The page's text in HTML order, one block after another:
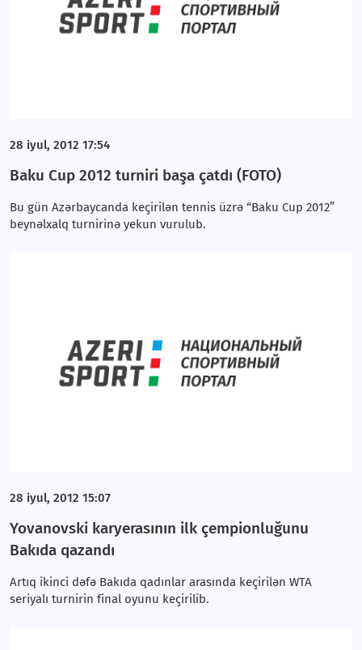
28 iyul, 2012 17:54
Baku Cup 2012 turniri başa çatdı (FOTO)
Bu gün Azərbaycanda keçirilən tennis üzrə “Baku Cup 2012”
beynəlxalq turnirinə yekun vurulub.
28 iyul, 2012 15:07
Yovanovski karyerasının ilk çempionluğunu
Bakıda qazandı
Artıq ikinci dəfə Bakıda qadınlar arasında keçirilən WTA
seriyalı turnirin final oyunu keçirilib.